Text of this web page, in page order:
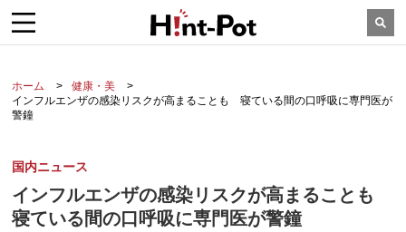
ホーム
健康・美
インフルエンザの感染リスクが高まることも 寝ている間の口呼吸に専門医が
警鐘
国内ニュース
インフルエンザの感染リスクが高まることも
寝ている間の口呼吸に専門医が警鐘